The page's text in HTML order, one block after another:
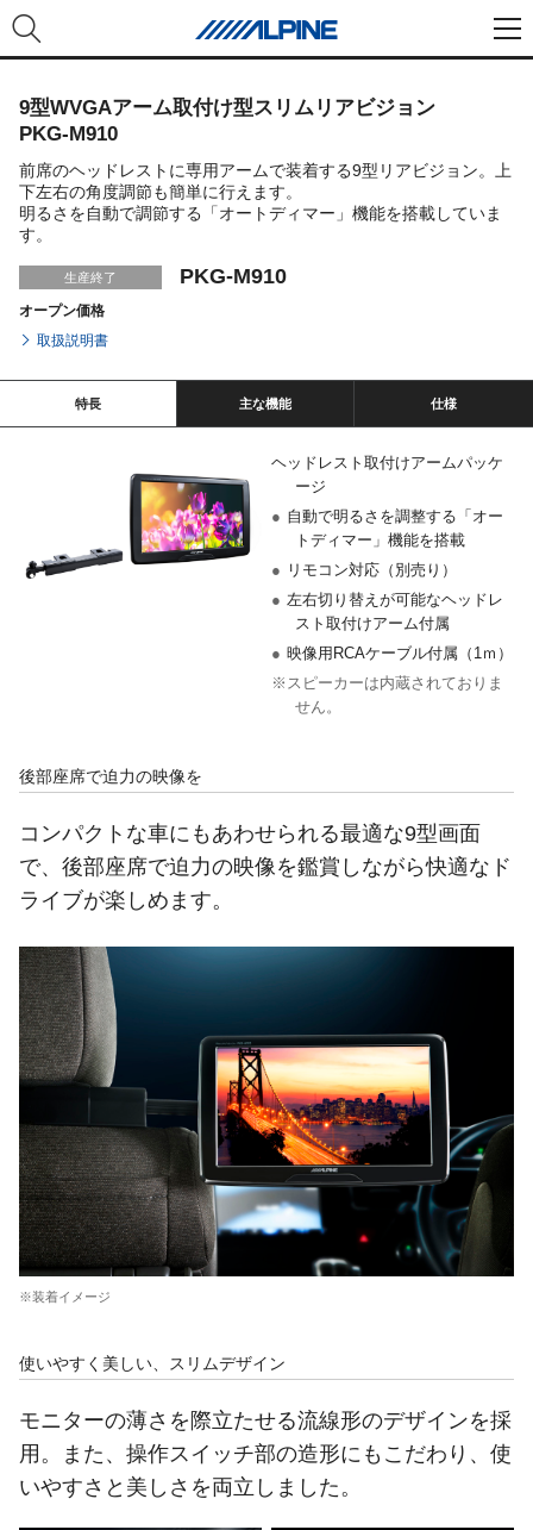
9型WVGAアーム取付け型スリムリアビジョン
PKG-M910
前席のヘッドレストに専用アームで装着する9型リアビジョン。上
下左右の角度調節も簡単に行えます。
明るさを自動で調節する「オートディマー」機能を搭載していま
す。
生産終了 PKG-M910
オープン価格
取扱説明書
特長 主な機能 仕様
ヘッドレスト取付けアームパッケ
ージ
● 自動で明るさを調整する「オー
トディマー」機能を搭載
● リモコン対応（別売り）
● 左右切り替えが可能なヘッドレ
スト取付けアーム付属
● 映像用RCAケーブル付属（1ｍ）
※スピーカーは内蔵されておりま
せん。
後部座席で迫力の映像を
コンパクトな車にもあわせられる最適な9型画面
で、後部座席で迫力の映像を鑑賞しながら快適なド
ライブが楽しめます。
※装着イメージ
使いやすく美しい、スリムデザイン
モニターの薄さを際立たせる流線形のデザインを採
用。また、操作スイッチ部の造形にもこだわり、使
いやすさと美しさを両立しました。